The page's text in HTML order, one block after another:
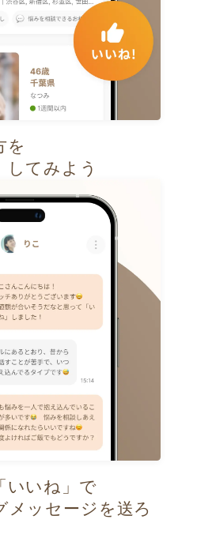
を
してみよう
いいね」で
メッセージを送ろ